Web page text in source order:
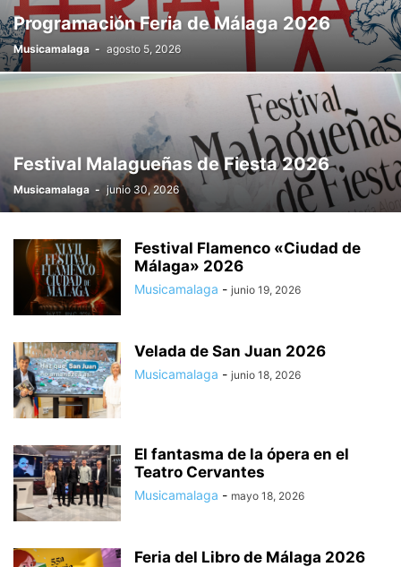
Programación Feria de Málaga 2026
Musicamalaga - agosto 5, 2026
Festival Malagueñas de Fiesta 2026
Musicamalaga - junio 30, 2026
Festival Flamenco «Ciudad de
Málaga» 2026
Musicamalaga - junio 19, 2026
Velada de San Juan 2026
Musicamalaga - junio 18, 2026
El fantasma de la ópera en el
Teatro Cervantes
Musicamalaga - mayo 18, 2026
Feria del Libro de Málaga 2026